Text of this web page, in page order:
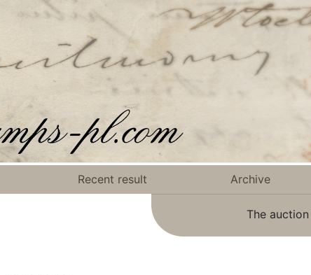
Recent result Archive
The